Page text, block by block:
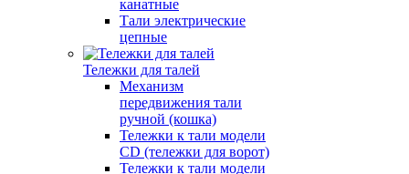
канатные
Тали электрические
цепные
Тележки для талей
Механизм
передвижения тали
ручной (кошка)
Тележки к тали модели
CD (тележки для ворот)
Тележки к тали модели